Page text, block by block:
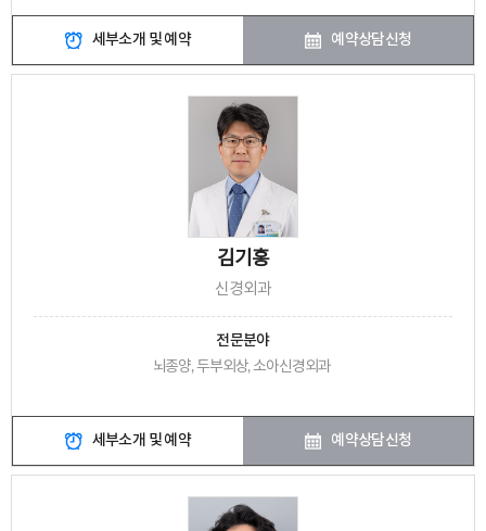
세부소개 및 예약 예약상담신청
김기홍
신경외과
전문분야
뇌종양, 두부외상, 소아신경외과
세부소개 및 예약 예약상담신청